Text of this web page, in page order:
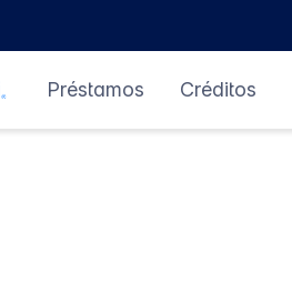
Préstamos Créditos